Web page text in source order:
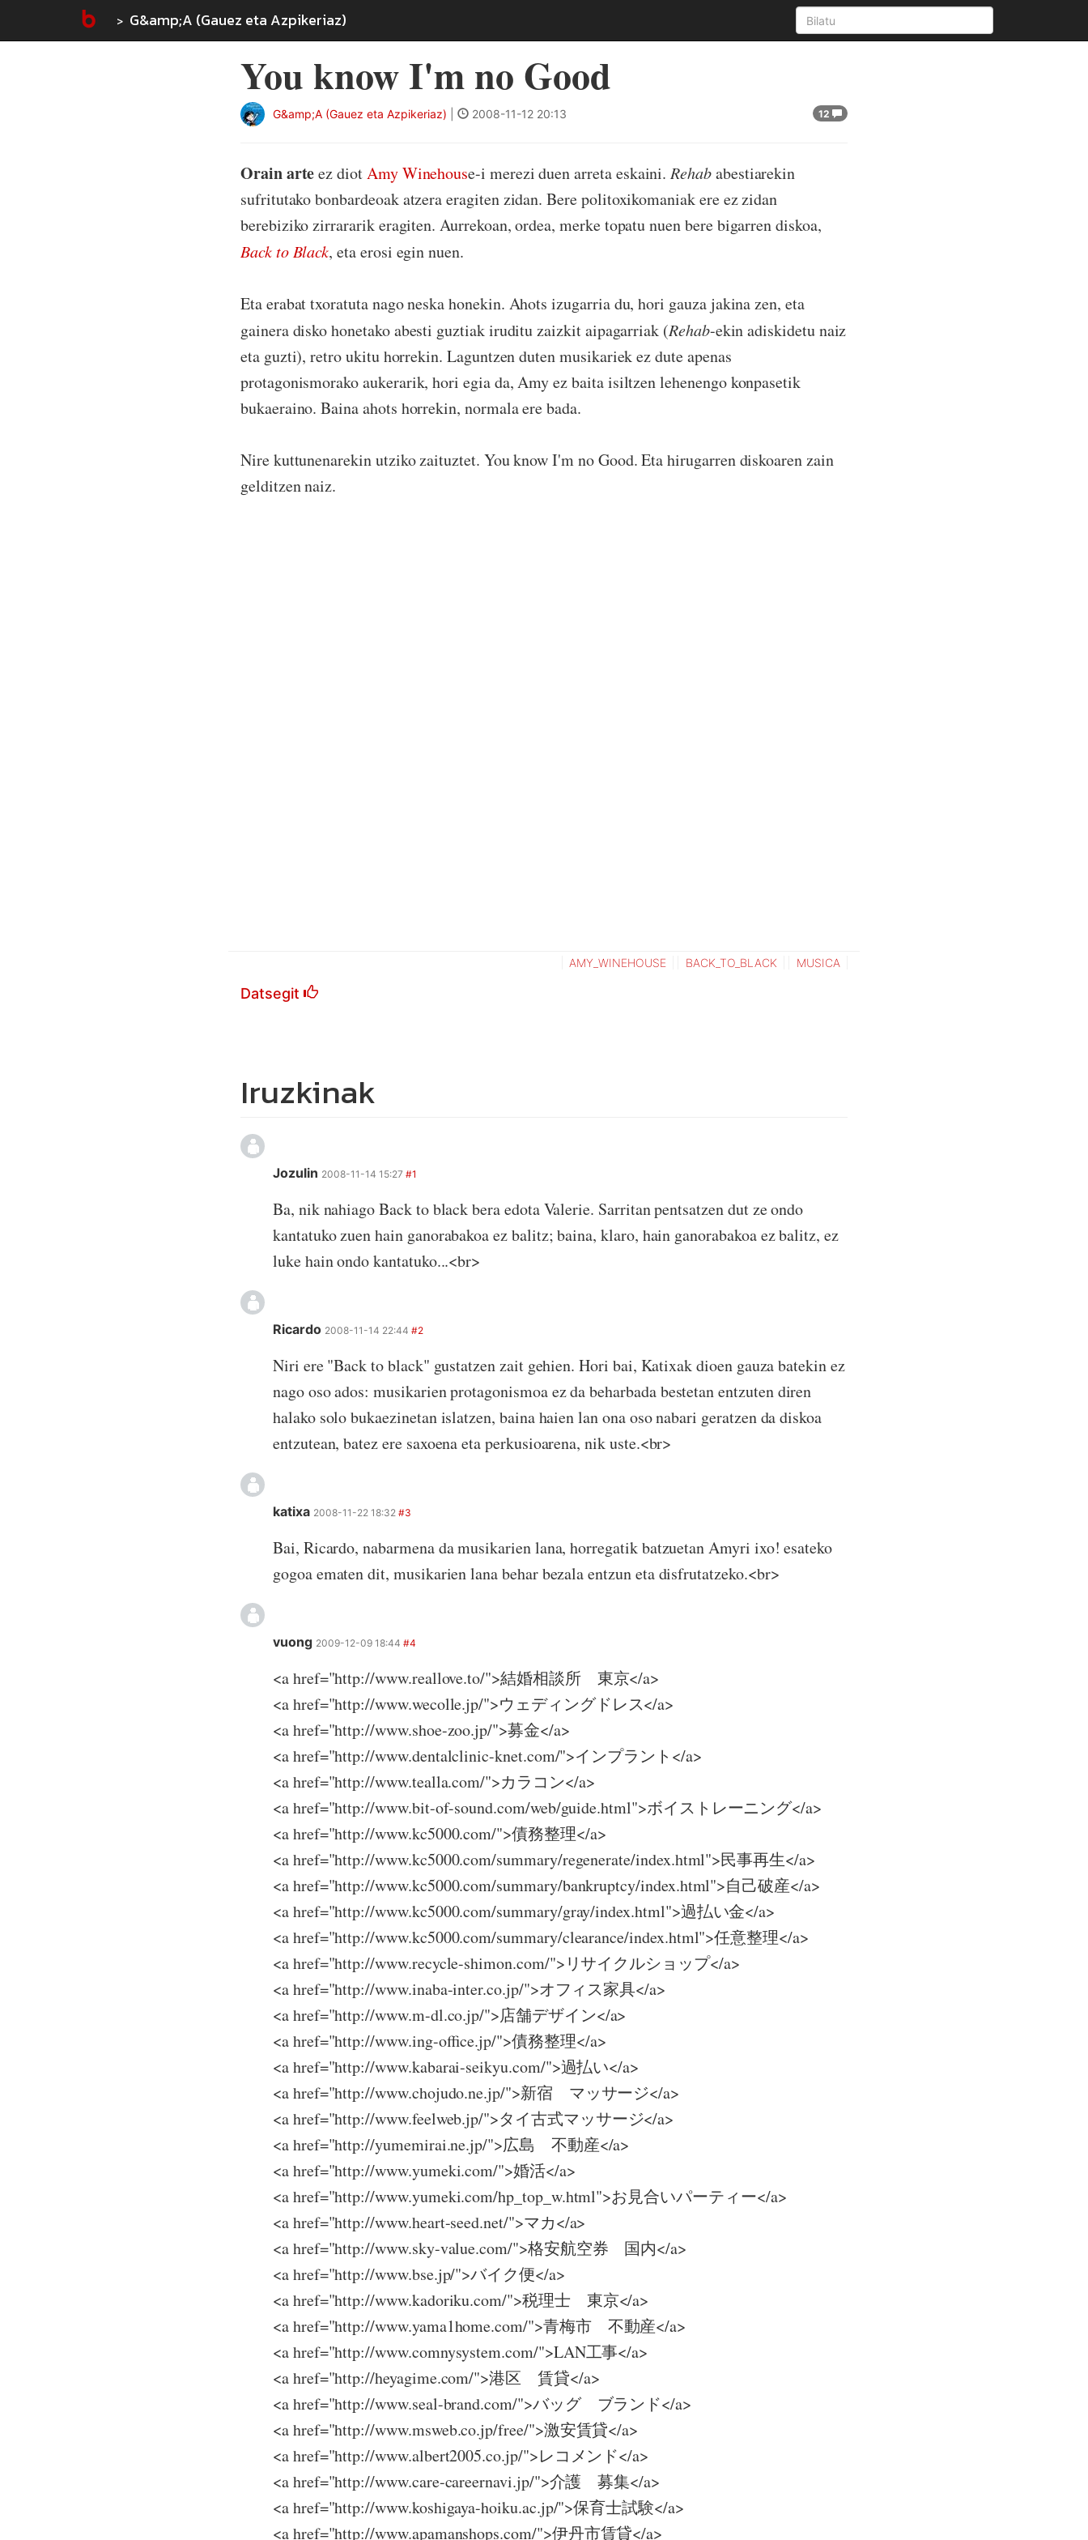
G&amp;A (Gauez eta Azpikeriaz)
You know I'm no Good
G&amp;A (Gauez eta Azpikeriaz) 2008-11-12 20:13 12
Orain arteez diotAmy Winehouse-i merezi duen arreta eskaini.Rehababestiarekin
sufritutako bonbardeoak atzera eragiten zidan. Bere politoxikomaniak ere ez zidan
berebiziko zirrararik eragiten. Aurrekoan, ordea, merke topatu nuen bere bigarren diskoa,
Back to Black, eta erosi egin nuen.
Eta erabat txoratuta nago neska honekin. Ahots izugarria du, hori gauza jakina zen, eta
gainera disko honetako abesti guztiak iruditu zaizkit aipagarriak (Rehab-ekin adiskidetu naiz
eta guzti), retro ukitu horrekin. Laguntzen duten musikariek ez dute apenas
protagonismorako aukerarik, hori egia da, Amy ez baita isiltzen lehenengo konpasetik
bukaeraino. Baina ahots horrekin, normala ere bada.
Nire kuttunenarekin utziko zaituztet. You know I'm no Good. Eta hirugarren diskoaren zain
gelditzen naiz.
Datsegit
AMY_WINEHOUSE BACK_TO_BLACK MUSICA
Iruzkinak
Jozulin 2008-11-14 15:27 #1
Ba, nik nahiago Back to black bera edota Valerie. Sarritan pentsatzen dut ze ondo
kantatuko zuen hain ganorabakoa ez balitz; baina, klaro, hain ganorabakoa ez balitz, ez
luke hain ondo kantatuko...<br>
Ricardo 2008-11-14 22:44 #2
Niri ere "Back to black" gustatzen zait gehien. Hori bai, Katixak dioen gauza batekin ez
nago oso ados: musikarien protagonismoa ez da beharbada bestetan entzuten diren
halako solo bukaezinetan islatzen, baina haien lan ona oso nabari geratzen da diskoa
entzutean, batez ere saxoena eta perkusioarena, nik uste.<br>
katixa 2008-11-22 18:32 #3
Bai, Ricardo, nabarmena da musikarien lana, horregatik batzuetan Amyri ixo! esateko
gogoa ematen dit, musikarien lana behar bezala entzun eta disfrutatzeko.<br>
vuong 2009-12-09 18:44 #4
<a href="http://www.reallove.to/">結婚相談所 東京</a>
<a href="http://www.wecolle.jp/">ウェディングドレス</a>
<a href="http://www.shoe-zoo.jp/">募金</a>
<a href="http://www.dentalclinic-knet.com/">インプラント</a>
<a href="http://www.tealla.com/">カラコン</a>
<a href="http://www.bit-of-sound.com/web/guide.html">ボイストレーニング</a>
<a href="http://www.kc5000.com/">債務整理</a>
<a href="http://www.kc5000.com/summary/regenerate/index.html">民事再生</a>
<a href="http://www.kc5000.com/summary/bankruptcy/index.html">自己破産</a>
<a href="http://www.kc5000.com/summary/gray/index.html">過払い金</a>
<a href="http://www.kc5000.com/summary/clearance/index.html">任意整理</a>
<a href="http://www.recycle-shimon.com/">リサイクルショップ</a>
<a href="http://www.inaba-inter.co.jp/">オフィス家具</a>
<a href="http://www.m-dl.co.jp/">店舗デザイン</a>
<a href="http://www.ing-office.jp/">債務整理</a>
<a href="http://www.kabarai-seikyu.com/">過払い</a>
<a href="http://www.chojudo.ne.jp/">新宿 マッサージ</a>
<a href="http://www.feelweb.jp/">タイ古式マッサージ</a>
<a href="http://yumemirai.ne.jp/">広島 不動産</a>
<a href="http://www.yumeki.com/">婚活</a>
<a href="http://www.yumeki.com/hp_top_w.html">お見合いパーティー</a>
<a href="http://www.heart-seed.net/">マカ</a>
<a href="http://www.sky-value.com/">格安航空券 国内</a>
<a href="http://www.bse.jp/">バイク便</a>
<a href="http://www.kadoriku.com/">税理士 東京</a>
<a href="http://www.yama1home.com/">青梅市 不動産</a>
<a href="http://www.comnysystem.com/">LAN工事</a>
<a href="http://heyagime.com/">港区 賃貸</a>
<a href="http://www.seal-brand.com/">バッグ ブランド</a>
<a href="http://www.msweb.co.jp/free/">激安賃貸</a>
<a href="http://www.albert2005.co.jp/">レコメンド</a>
<a href="http://www.care-careernavi.jp/">介護 募集</a>
<a href="http://www.koshigaya-hoiku.ac.jp/">保育士試験</a>
<a href="http://www.apamanshops.com/">伊丹市賃貸</a>